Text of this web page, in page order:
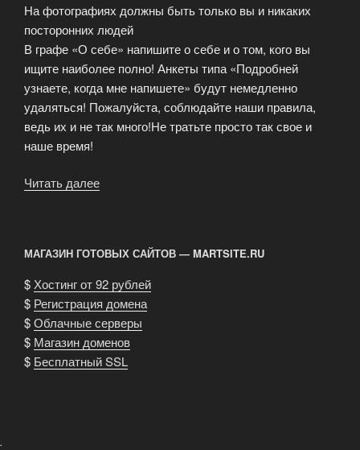
На фотографиях должны быть только вы и никаких
посторонних людей
В графе «О себе» напишите о себе и о том, кого вы
ищите наиболее полно! Анкеты типа «Подробней
узнаете, когда мне напишете» будут немедленно
удаляться! Пожалуйста, соблюдайте наши правила,
ведь их и не так много!Не тратьте просто так свое и
наше время!
Читать далее
МАГАЗИН ГОТОВЫХ САЙТОВ — MARTSITE.RU
$ Хостинг от 92 рублей
$ Регистрация домена
$Облачные серверы
$ Магазин доменов
$ Бесплатный SSL
.